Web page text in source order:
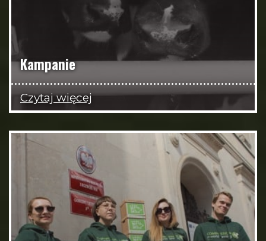
Kampanie
Czytaj więcej